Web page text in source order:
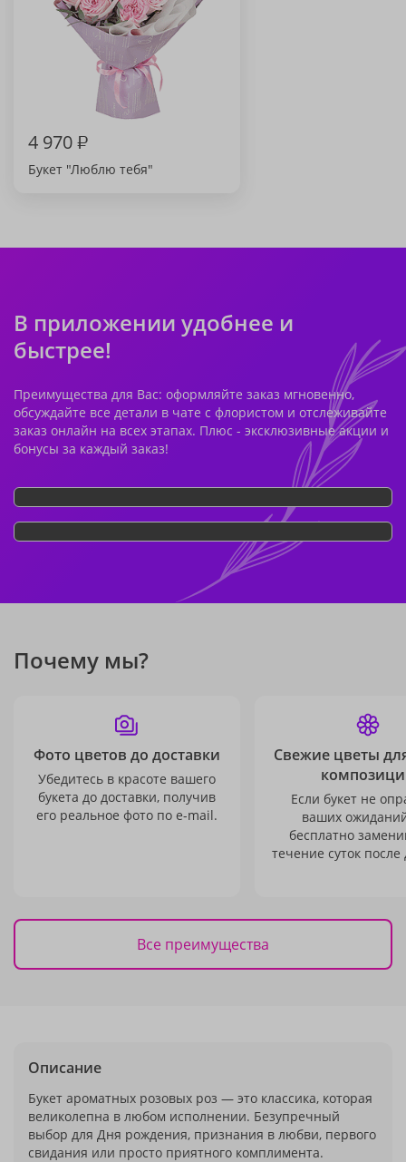
4 970₽
Букет "Люблю тебя"
В приложении удобнее и
быстрее!
Преимущества для Вас: оформляйте заказ мгновенно,
обсуждайте все детали в чате с флористом и отслеживайте
заказ онлайн на всех этапах. Плюс - эксклюзивные акции и
бонусы за каждый заказ!
Почему мы?
Фото цветов до доставки
Убедитесь в красоте вашего
букета до доставки, получив
его реальное фото по e-mail.
Свежие цветы
Если букет не
ваших
бесплатно
течение суток после
Все преимущества
Описание
Букет ароматных розовых роз — это классика, которая
великолепна в любом исполнении. Безупречный
выбор для Дня рождения, признания в любви, первого
свидания или просто приятного комплимента.